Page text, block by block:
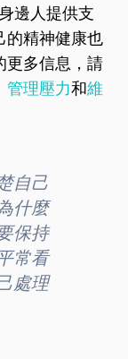
邊人提供支
的精神健康也
更多信息，請
管理壓力和維
自己
什麼
保持
常看
處理